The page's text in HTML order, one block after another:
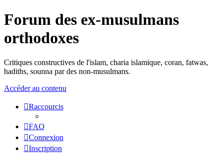
Forum des ex-musulmans
orthodoxes
Critiques constructives de l'islam, charia islamique, coran, fatwas,
hadiths, sounna par des non-musulmans.
Accéder au contenu
Raccourcis
FAQ
Connexion
Inscription